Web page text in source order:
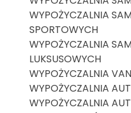
WYPOŻYCZALNIA
SPORTOWYCH
WYPOŻYCZALNIA
LUKSUSOWYCH
WYPOŻYCZALNIA
WYPOŻYCZALNIA
WYPOŻYCZALNIA